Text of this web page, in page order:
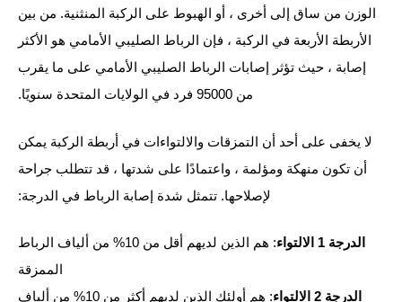
الوزن من ساق إلى أخرى ، أو الهبوط على الركبة المنثنية. من بين
الأربطة الأربعة في الركبة ، فإن الرباط الصليبي الأمامي هو الأكثر
إصابة ، حيث تؤثر إصابات الرباط الصليبي الأمامي على ما يقرب
من 95000 فرد في الولايات المتحدة سنويًا.
لا يخفى على أحد أن التمزقات والالتواءات في أربطة الركبة يمكن
أن تكون منهكة ومؤلمة ، واعتمادًا على شدتها ، قد تتطلب جراحة
لإصلاحها. تتمثل شدة إصابة الرباط في الدرجة:
الدرجة 1 الالتواء
: هم الذين لديهم أقل من 10% من ألياف الرباط
الممزقة
الدرجة 2 الالتواء
: هم أولئك الذين لديهم أكثر من 10% من ألياف